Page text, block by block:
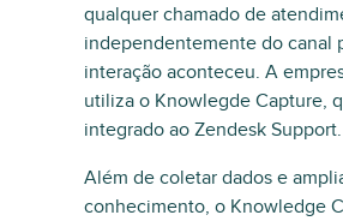
qualquer chamado de
independentemente do canal
interação aconteceu. A
utiliza o Knowlegde Capture,
integrado ao Zendesk Support.
Além de coletar dados e
conhecimento, o Knowledge